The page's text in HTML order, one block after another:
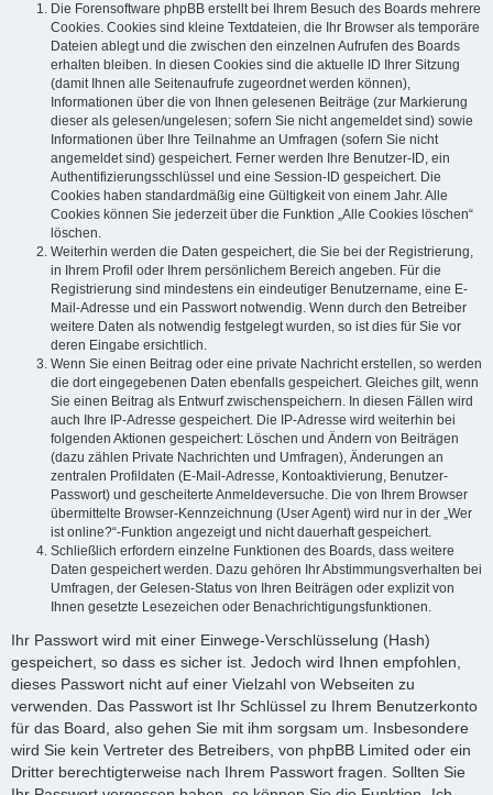
Die Forensoftware phpBB erstellt bei Ihrem Besuch des Boards mehrere
Cookies. Cookies sind kleine Textdateien, die Ihr Browser als temporäre
Dateien ablegt und die zwischen den einzelnen Aufrufen des Boards
erhalten bleiben. In diesen Cookies sind die aktuelle ID Ihrer Sitzung
(damit Ihnen alle Seitenaufrufe zugeordnet werden können),
Informationen über die von Ihnen gelesenen Beiträge (zur Markierung
dieser als gelesen/ungelesen; sofern Sie nicht angemeldet sind) sowie
Informationen über Ihre Teilnahme an Umfragen (sofern Sie nicht
angemeldet sind) gespeichert. Ferner werden Ihre Benutzer-ID, ein
Authentifizierungsschlüssel und eine Session-ID gespeichert. Die
Cookies haben standardmäßig eine Gültigkeit von einem Jahr. Alle
Cookies können Sie jederzeit über die Funktion „Alle Cookies löschen“
löschen.
Weiterhin werden die Daten gespeichert, die Sie bei der Registrierung,
in Ihrem Profil oder Ihrem persönlichem Bereich angeben. Für die
Registrierung sind mindestens ein eindeutiger Benutzername, eine E-
Mail-Adresse und ein Passwort notwendig. Wenn durch den Betreiber
weitere Daten als notwendig festgelegt wurden, so ist dies für Sie vor
deren Eingabe ersichtlich.
Wenn Sie einen Beitrag oder eine private Nachricht erstellen, so werden
die dort eingegebenen Daten ebenfalls gespeichert. Gleiches gilt, wenn
Sie einen Beitrag als Entwurf zwischenspeichern. In diesen Fällen wird
auch Ihre IP-Adresse gespeichert. Die IP-Adresse wird weiterhin bei
folgenden Aktionen gespeichert: Löschen und Ändern von Beiträgen
(dazu zählen Private Nachrichten und Umfragen), Änderungen an
zentralen Profildaten (E-Mail-Adresse, Kontoaktivierung, Benutzer-
Passwort) und gescheiterte Anmeldeversuche. Die von Ihrem Browser
übermittelte Browser-Kennzeichnung (User Agent) wird nur in der „Wer
ist online?“-Funktion angezeigt und nicht dauerhaft gespeichert.
Schließlich erfordern einzelne Funktionen des Boards, dass weitere
Daten gespeichert werden. Dazu gehören Ihr Abstimmungsverhalten bei
Umfragen, der Gelesen-Status von Ihren Beiträgen oder explizit von
Ihnen gesetzte Lesezeichen oder Benachrichtigungsfunktionen.
Ihr Passwort wird mit einer Einwege-Verschlüsselung (Hash)
gespeichert, so dass es sicher ist. Jedoch wird Ihnen empfohlen,
dieses Passwort nicht auf einer Vielzahl von Webseiten zu
verwenden. Das Passwort ist Ihr Schlüssel zu Ihrem Benutzerkonto
für das Board, also gehen Sie mit ihm sorgsam um. Insbesondere
wird Sie kein Vertreter des Betreibers, von phpBB Limited oder ein
Dritter berechtigterweise nach Ihrem Passwort fragen. Sollten Sie